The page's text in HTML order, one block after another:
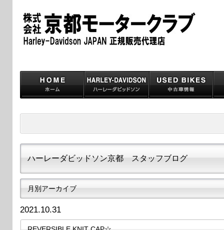
ハーレーダビッドソン京都 スタッフブログ
月別アーカイブ
2021.10.31